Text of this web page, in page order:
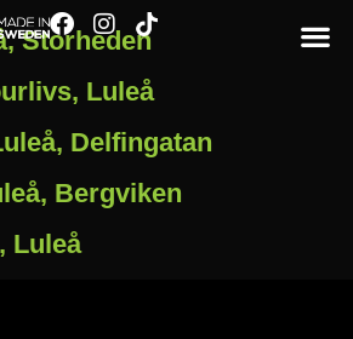
Storheden
Luleå
Delfingatan
Bergviken
Luleå